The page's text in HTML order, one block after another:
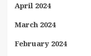
April 2024
March 2024
February 2024